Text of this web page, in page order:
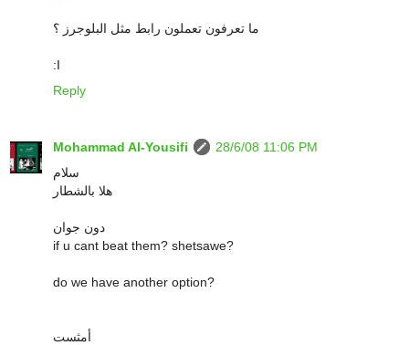
ما تعرفون تعملون رابط مثل البلوجرز ؟
:I
Reply
Mohammad Al-Yousifi
28/6/08 11:06 PM
سلام
هلا بالشطار
دون جوان
if u cant beat them? shetsawe?
do we have another option?
أمثست